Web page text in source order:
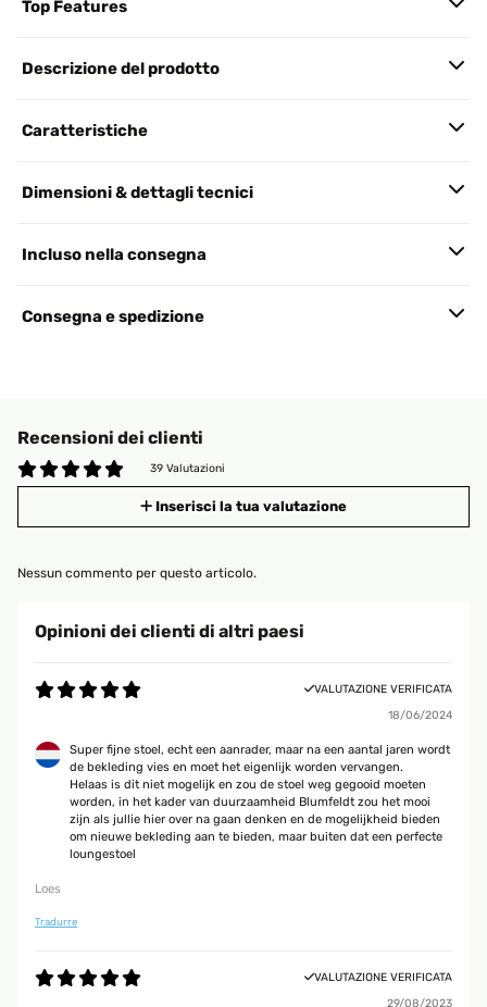
Top Features
Descrizione del prodotto
Caratteristiche
Dimensioni & dettagli tecnici
Incluso nella consegna
Consegna e spedizione
Recensioni dei clienti
39 Valutazioni
Inserisci la tua valutazione
Nessun commento per questo articolo.
Opinioni dei clienti di altri paesi
VALUTAZIONE VERIFICATA
18/06/2024
Super fijne stoel, echt een aanrader, maar na een aantal jaren wordt
de bekleding vies en moet het eigenlijk worden vervangen.
Helaas is dit niet mogelijk en zou de stoel weg gegooid moeten
worden, in het kader van duurzaamheid Blumfeldt zou het mooi
zijn als jullie hier over na gaan denken en de mogelijkheid bieden
om nieuwe bekleding aan te bieden, maar buiten dat een perfecte
loungestoel
Loes
Tradurre
VALUTAZIONE VERIFICATA
29/08/2023